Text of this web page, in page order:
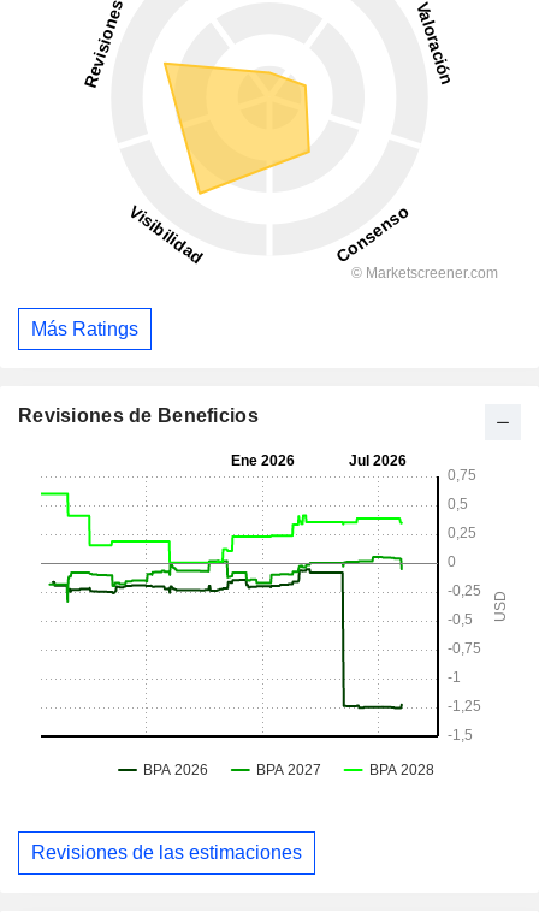
Más Ratings
Revisiones de Beneficios
Revisiones de las estimaciones